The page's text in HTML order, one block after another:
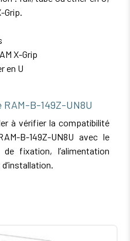
X-Grip
en U
B-149Z-UN8U
à vérifier la compatibilité
B-149Z-UN8U avec le
fixation, l’alimentation